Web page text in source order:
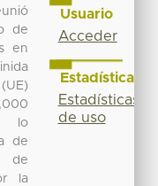
de
en
lo
de
de
la
Usuario
Acceder
Estadísticas
Estadísticas
de uso